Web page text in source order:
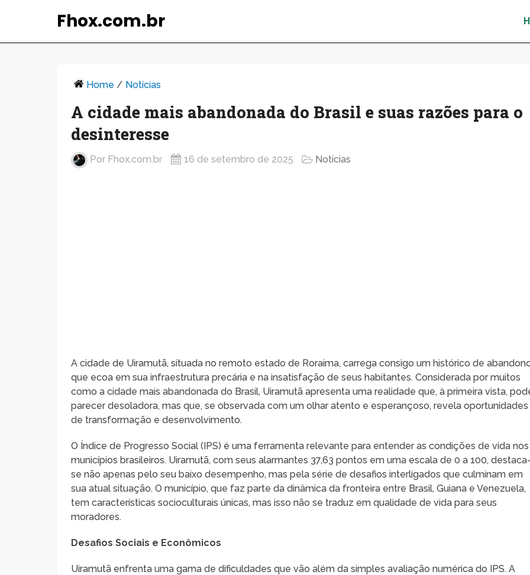
Fhox.com.br
Home / Notícias
A cidade mais abandonada do Brasil e suas razões para o
desinteresse
Por Fhox.com.br 16 de setembro de 2025 Notícias
A cidade de Uiramutã, situada no remoto estado de Roraima, carrega consigo um histórico de
que ecoa em sua infraestrutura precária e na insatisfação de seus habitantes. Considerada por muitos
como a cidade mais abandonada do Brasil, Uiramutã apresenta uma realidade que, à primeira vista,
parecer desoladora, mas que, se observada com um olhar atento e esperançoso, revela oportunidades
de transformação e desenvolvimento.
O Índice de Progresso Social (IPS) é uma ferramenta relevante para entender as condições de vida nos
municípios brasileiros. Uiramutã, com seus alarmantes 37,63 pontos em uma escala de 0 a 100, destaca-
se não apenas pelo seu baixo desempenho, mas pela série de desafios interligados que culminam em
sua atual situação. O município, que faz parte da dinâmica da fronteira entre Brasil, Guiana e Venezuela,
tem características socioculturais únicas, mas isso não se traduz em qualidade de vida para seus
moradores.
Desafios Sociais e Econômicos
Uiramutã enfrenta uma gama de dificuldades que vão além da simples avaliação numérica do IPS. A